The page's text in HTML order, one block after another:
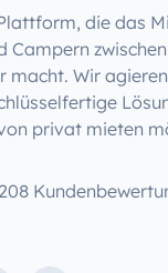
die das
Campern
macht. Wir
privat mieten